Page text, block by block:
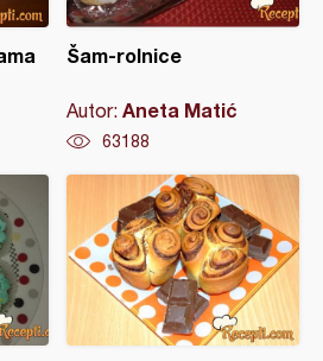
Šam-rolnice
Autor: Aneta Matić
63188